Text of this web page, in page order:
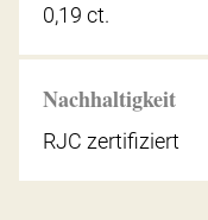
0,19 ct.
Nachhaltigkeit
RJC zertifiziert